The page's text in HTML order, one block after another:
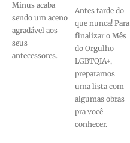
Minus acaba
sendo um aceno
agradável aos
seus
antecessores.
Antes tarde do
que nunca! Para
finalizar o Mês
do Orgulho
LGBTQIA+,
preparamos
uma lista com
algumas obras
pra você
conhecer.